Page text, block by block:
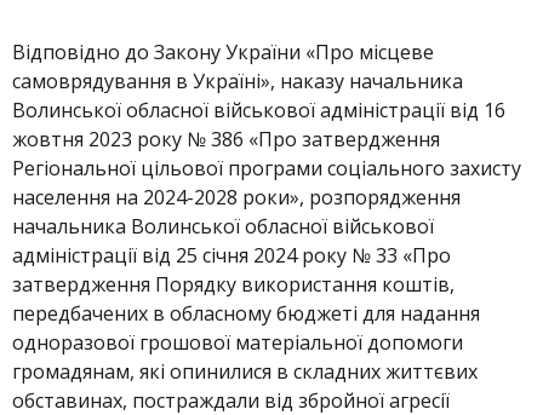
Відповідно до Закону України «Про місцеве
самоврядування в Україні», наказу начальника
Волинської обласної військової адміністрації від 16
жовтня 2023 року № 386 «Про затвердження
Регіональної цільової програми соціального захисту
населення на 2024-2028 роки», розпорядження
начальника Волинської обласної військової
адміністрації від 25 січня 2024 року № 33 «Про
затвердження Порядку використання коштів,
передбачених в обласному бюджеті для надання
одноразової грошової матеріальної допомоги
громадянам, які опинилися в складних життєвих
обставинах, постраждали від збройної агресії